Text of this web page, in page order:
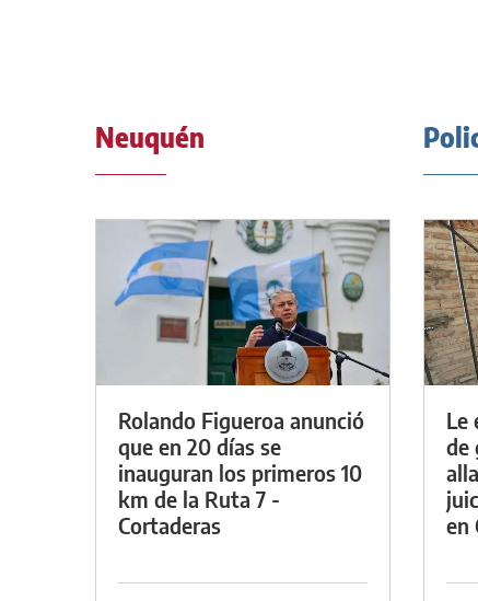
Neuquén
Rolando Figueroa anunció
que en 20 días se
inauguran los primeros 10
km de la Ruta 7 -
Cortaderas
Le
de
en